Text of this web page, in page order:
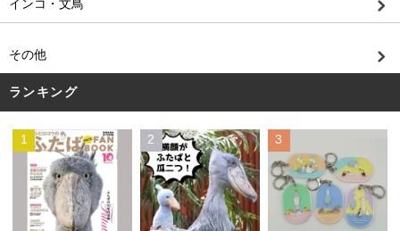
インコ・文鳥
その他
ランキング
1 2 3